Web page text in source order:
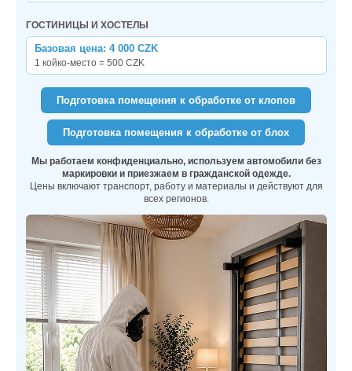
ГОСТИНИЦЫ И ХОСТЕЛЫ
Базовая цена: 4 000 CZK
1 койко-место = 500 CZK
Подготовка помещения к обработке от клопов
Подготовка помещения к обработке от блох
Мы работаем конфиденциально, используем автомобили без
маркировки и приезжаем в гражданской одежде.
Цены включают транспорт, работу и материалы и действуют для
всех регионов.